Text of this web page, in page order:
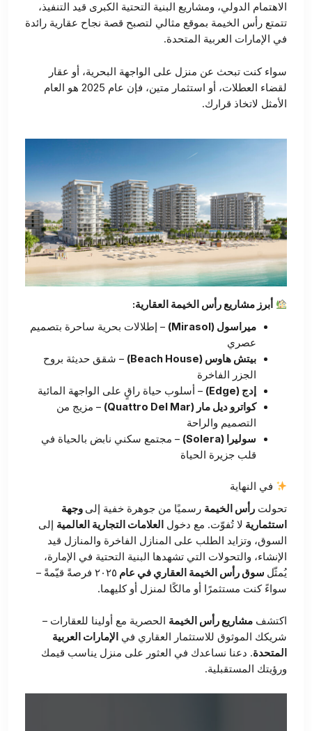
الاهتمام الدولي، ومشاريع البنية التحتية الكبرى قيد التنفيذ،
تتمتع رأس الخيمة بموقع مثالي لتصبح قصة نجاح عقارية رائدة
في الإمارات العربية المتحدة.
سواء كنت تبحث عن منزل على الواجهة البحرية، أو عقار
لقضاء العطلات، أو استثمار متين، فإن عام 2025 هو العام
الأمثل لاتخاذ قرارك.
أبرز مشاريع رأس الخيمة العقارية:
ميراسول (Mirasol)
– إطلالات بحرية ساحرة بتصميم
عصري
بيتش هاوس (Beach House)
– شقق حديثة بروح
الجزر الفاخرة
إدج (Edge)
– أسلوب حياة راقٍ على الواجهة المائية
كواترو ديل مار (Quattro Del Mar)
– مزيج من
التصميم والراحة
سوليرا (Solera)
– مجتمع سكني نابض بالحياة في
قلب جزيرة الحياة
في النهاية
تحولت رأس الخيمة رسميًا من جوهرة خفية إلى وجهة
استثمارية لا تُفوّت. مع دخول العلامات التجارية العالمية إلى
السوق، وتزايد الطلب على المنازل الفاخرة والمنازل قيد
الإنشاء، والتحولات التي تشهدها البنية التحتية في الإمارة،
يُمثّل سوق رأس الخيمة العقاري في عام
٢٠٢٥ فرصةً قيّمةً –
سواءً كنت مستثمرًا أو مالكًا لمنزل أو كليهما.
اكتشف مشاريع رأس الخيمة الحصرية مع أولينا للعقارات –
شريكك الموثوق للاستثمار العقاري في الإمارات العربية
المتحدة. دعنا نساعدك في العثور على منزل يناسب قيمك
ورؤيتك المستقبلية.